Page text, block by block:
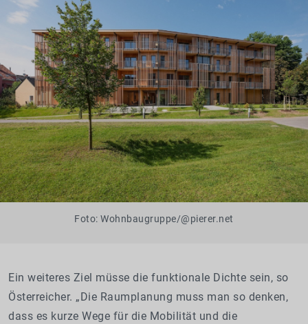
Foto: Wohnbaugruppe/@pierer.net
Ein weiteres Ziel müsse die funktionale Dichte sein, so
Österreicher. „Die Raumplanung muss man so denken,
dass es kurze Wege für die Mobilität und die